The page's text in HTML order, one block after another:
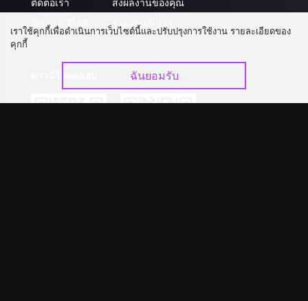
ติดต่อเรา
อัปเกรด วีไอพี
ส่งผลงานของคุณ
ร่วมงานกับเรา
เราใช้คุกกี้เพื่อดำเนินการเว็บไซต์นี้และปรับปรุงการใช้งาน รายละเอียดของ
คุกกี้
ฉันยอมรับ